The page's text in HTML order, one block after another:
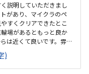
説明していただきまし
があり、マイクラのペ
すくクリアできたとこ
場があるともっと良か
は近くて良いです。雰囲
いて、個人スペースも
加料金があまり無さそ
たいです。子供に熱心に
)